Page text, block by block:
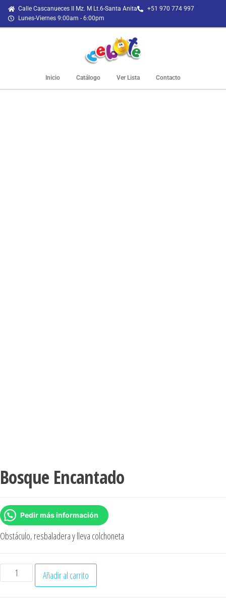
Calle Cascanueces II Mz. M Lt.6-Santa Anita
+51 970 774 997
Lunes-Viernes 9:00am - 6:00pm
Inicio Catálogo Ver Lista Contacto
Bosque Encantado
Pedir más información
Obstáculo, resbaladera y lleva colchoneta
Añadir al carrito